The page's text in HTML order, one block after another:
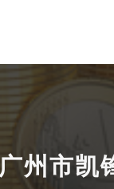
广州市凯